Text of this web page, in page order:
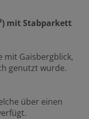
mit Stabparkett
mit Gaisbergblick,
genutzt wurde.
über einen